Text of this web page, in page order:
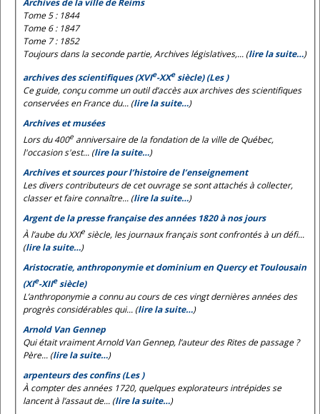
Archives de la ville de Reims
Tome 5 : 1844
Tome 6 : 1847
Tome 7 : 1852
Toujours dans la seconde partie, Archives législatives,... (lire la suite…)
archives des scientifiques (XVIe-XXesiècle) (Les )
Ce guide, conçu comme un outil d’accès aux archives des scientifiques
conservées en France du... (lire la suite…)
Archives et musées
Lors du 400e anniversaire de la fondation de la ville de Québec,
l'occasion s'est... (lire la suite…)
Archives et sources pour l’histoire de l’enseignement
Les divers contributeurs de cet ouvrage se sont attachés à collecter,
classer et faire connaître... (lire la suite…)
Argent de la presse française des années 1820 à nos jours
À l’aube du XXIe siècle, les journaux français sont confrontés à un défi...
(lire la suite…)
Aristocratie, anthroponymie et dominium en Quercy et Toulousain
(XIe-XIIesiècle)
L’anthroponymie a connu au cours de ces vingt dernières années des
progrès considérables qui... (lire la suite…)
Arnold Van Gennep
Qui était vraiment Arnold Van Gennep, l’auteur desRites de passage?
Père... (lire la suite…)
arpenteurs des confins (Les )
À compter des années 1720, quelques explorateurs intrépides se
lancent à l’assaut de... (lire la suite…)